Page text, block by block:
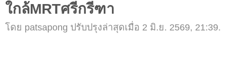
ใกล้MRTศรีกรีฑา
โดย patsapong ปรับปรุงล่าสุดเมื่อ 2 มิ.ย. 2569, 21:39.